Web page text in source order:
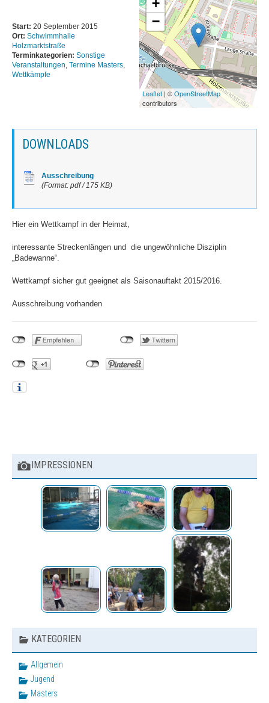
Baumschulenweg
News
Trainingszeiten
News
Trainingszeiten
Bestenliste
Straße
Masters
Trainingszeiten
Wettkämpfe
Trainingslager
Vereinsbekleidung
Start: 20 September 2015
Ort: Schwimmhalle
Holzmarktstraße
Terminkategorien: Sonstige
Veranstaltungen Termine Masters,
Wettkämpfe
+
−
Leaflet | ©OpenStreetMap
contributors
DOWNLOADS
Ausschreibung
(Format: pdf / 175 KB)
Hier ein Wettkampf in der Heimat,
interessante Streckenlängen und die ungewöhnliche Disziplin
„Badewanne“.
Wettkampf sicher gut geeignet als Saisonauftakt 2015/2016.
Ausschreibung vorhanden
IMPRESSIONEN
KATEGORIEN
Allgemein
Jugend
Masters